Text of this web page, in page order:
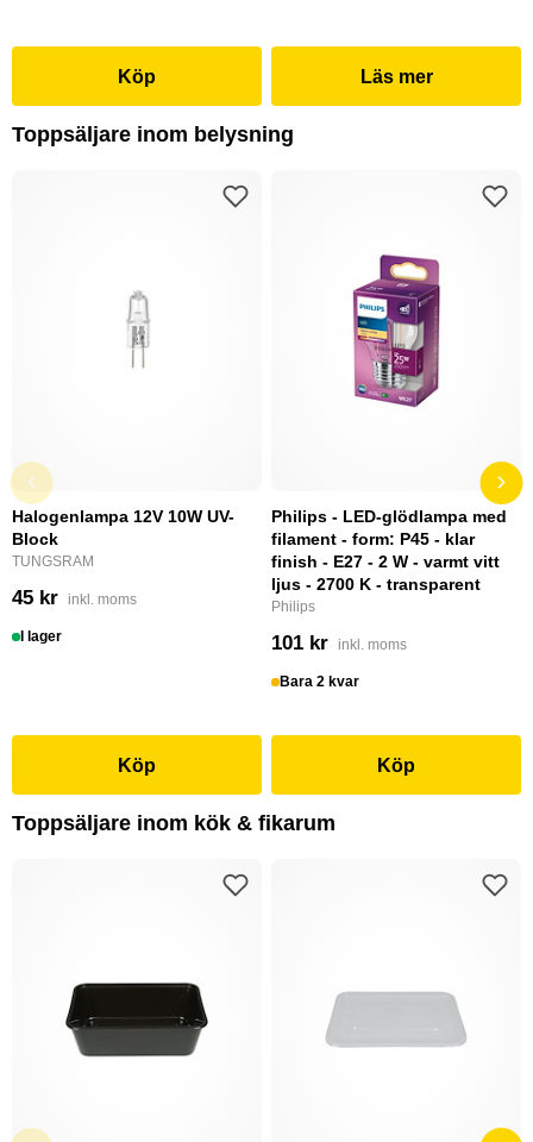
Köp Läs mer
Toppsäljare inom belysning
Halogenlampa 12V 10W UV-
Block
TUNGSRAM
45 kr inkl. moms
I lager
Köp
Philips - LED-glödlampa med
filament - form: P45 - klar
finish - E27 - 2 W - varmt vitt
ljus - 2700 K - transparent
Philips
101 kr inkl. moms
Bara 2 kvar
Köp
Toppsäljare inom kök & fikarum